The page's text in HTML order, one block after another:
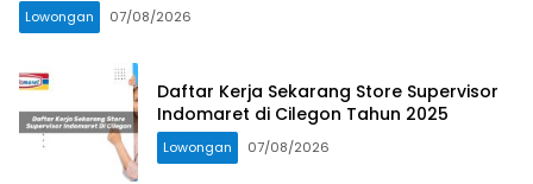
Lowongan 07/08/2026
Daftar Kerja Sekarang Store Supervisor
Indomaret di Cilegon Tahun 2025
Lowongan 07/08/2026